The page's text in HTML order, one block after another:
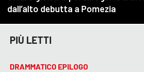
PIÙ LETTI
DRAMMATICO EPILOGO